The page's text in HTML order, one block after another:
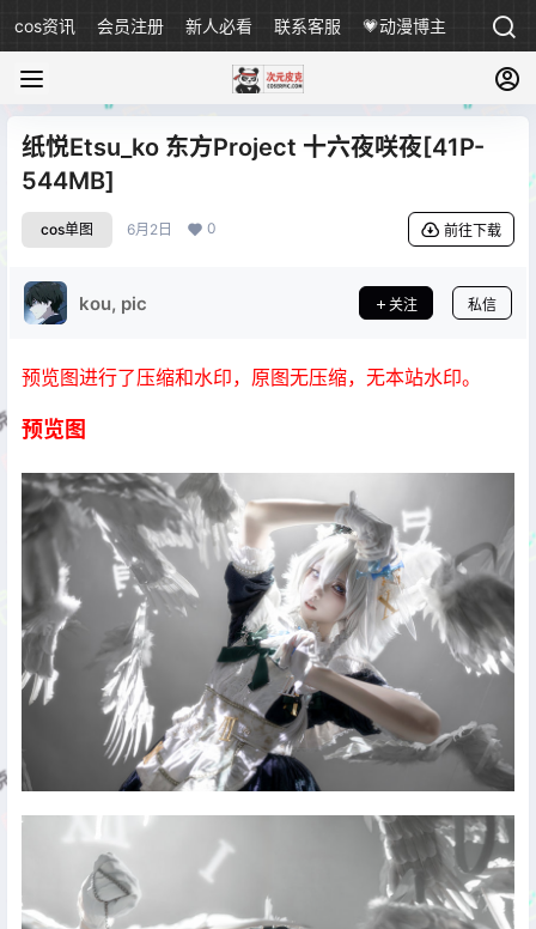
cos资讯 会员注册 新人必看 联系客服 💗动漫博主
纸悦Etsu_ko 东方Project 十六夜咲夜[41P-
544MB]
cos单图 6月2日 0 前往下载
kou, pic 关注 私信
预览图进行了压缩和水印，原图无压缩，无本站水印。
预览图